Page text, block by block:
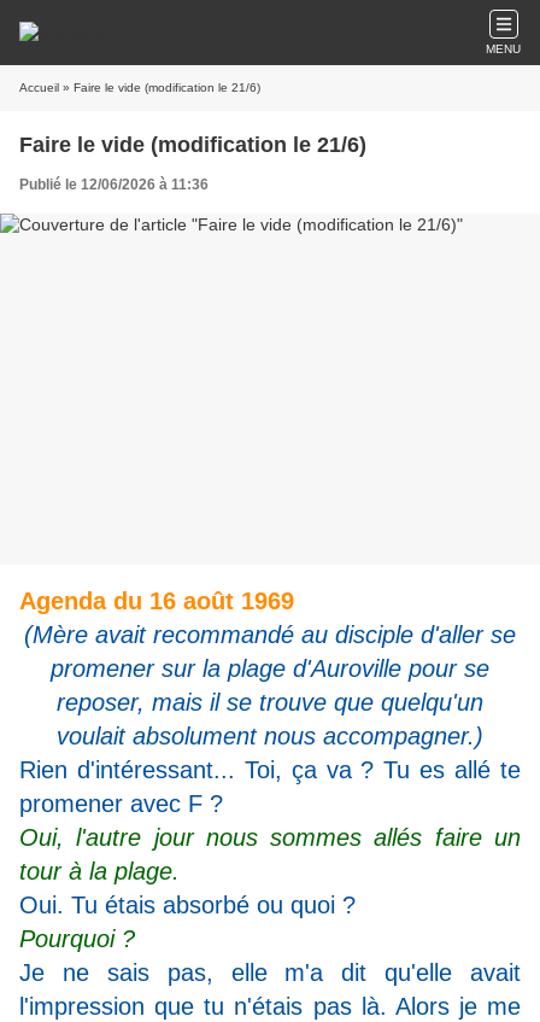
MENU
Accueil » Faire le vide (modification le 21/6)
Faire le vide (modification le 21/6)
Publié le 12/06/2026 à 11:36
Agenda du 16 août 1969
(Mère avait recommandé au disciple d'aller se
promener sur la plage d'Auroville pour se
reposer, mais il se trouve que quelqu'un
voulait absolument nous accompagner.)
Rien d'intéressant... Toi, ça va ? Tu es allé te
promener avec F ?
Oui, l'autre jour nous sommes allés faire un
tour à la plage.
Oui. Tu étais absorbé ou quoi ?
Pourquoi ?
Je ne sais pas, elle m'a dit qu'elle avait
l'impression que tu n'étais pas là. Alors je me